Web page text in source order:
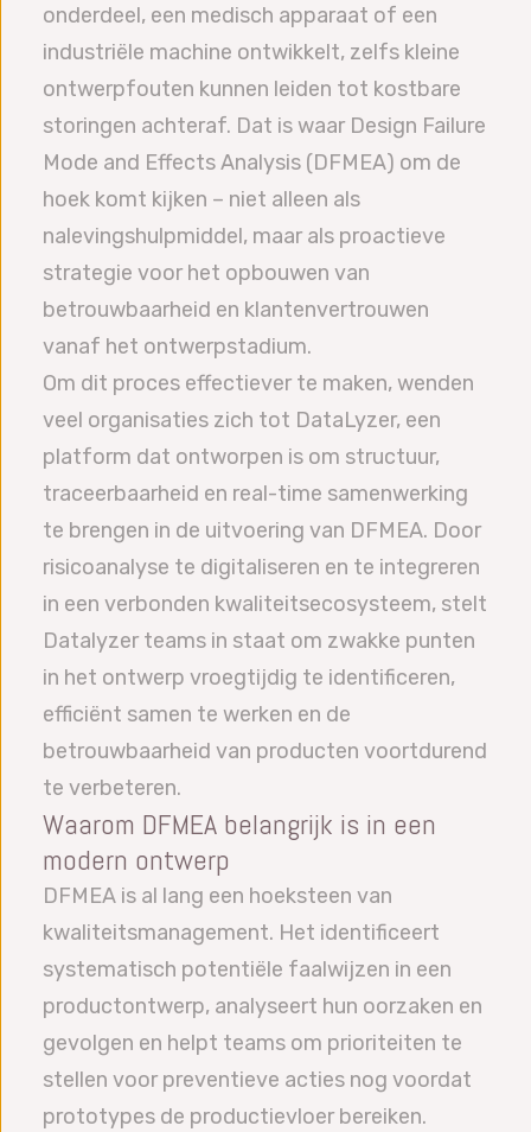
onderdeel, een medisch apparaat of een
industriële machine ontwikkelt, zelfs kleine
ontwerpfouten kunnen leiden tot kostbare
storingen achteraf. Dat is waar Design Failure
Mode and Effects Analysis (DFMEA) om de
hoek komt kijken – niet alleen als
nalevingshulpmiddel, maar als proactieve
strategie voor het opbouwen van
betrouwbaarheid en klantenvertrouwen
vanaf het ontwerpstadium.
Om dit proces effectiever te maken, wenden
veel organisaties zich tot DataLyzer, een
platform dat ontworpen is om structuur,
traceerbaarheid en real-time samenwerking
te brengen in de uitvoering van DFMEA. Door
risicoanalyse te digitaliseren en te integreren
in een verbonden kwaliteitsecosysteem, stelt
Datalyzer teams in staat om zwakke punten
in het ontwerp vroegtijdig te identificeren,
efficiënt samen te werken en de
betrouwbaarheid van producten voortdurend
te verbeteren.
Waarom DFMEA belangrijk is in een
modern ontwerp
DFMEA is al lang een hoeksteen van
kwaliteitsmanagement. Het identificeert
systematisch potentiële faalwijzen in een
productontwerp, analyseert hun oorzaken en
gevolgen en helpt teams om prioriteiten te
stellen voor preventieve acties nog voordat
prototypes de productievloer bereiken.